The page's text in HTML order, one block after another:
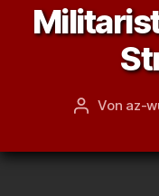
Von az-